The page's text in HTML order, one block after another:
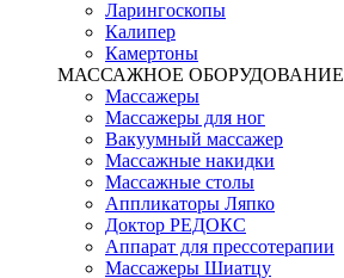
Ларингоскопы
Калипер
Камертоны
МАССАЖНОЕ ОБОРУДОВАНИЕ
Массажеры
Массажеры для ног
Вакуумный массажер
Массажные накидки
Массажные столы
Аппликаторы Ляпко
Доктор РЕДОКС
Аппарат для прессотерапии
Массажеры Шиатцу